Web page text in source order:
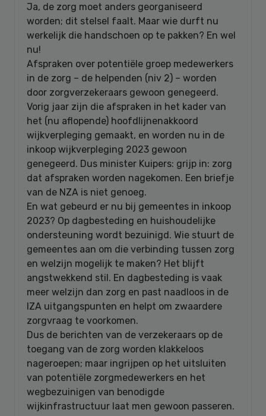
Ja, de zorg moet anders georganiseerd
worden; dit stelsel faalt. Maar wie durft nu
werkelijk die handschoen op te pakken? En wel
nu!
Afspraken over potentiële groep medewerkers
in de zorg – de helpenden (niv 2) – worden
door zorgverzekeraars gewoon genegeerd.
Vorig jaar zijn die afspraken in het kader van
het (nu aflopende) hoofdlijnenakkoord
wijkverpleging gemaakt, en worden nu in de
inkoop wijkverpleging 2023 gewoon
genegeerd. Dus minister Kuipers: grijp in: zorg
dat afspraken worden nagekomen. Een briefje
van de NZA is niet genoeg.
En wat gebeurd er nu bij gemeentes in inkoop
2023? Op dagbesteding en huishoudelijke
ondersteuning wordt bezuinigd. Wie stuurt de
gemeentes aan om die verbinding tussen zorg
en welzijn mogelijk te maken? Het blijft
angstwekkend stil. En dagbesteding is vaak
meer welzijn dan zorg en past naadloos in de
IZA uitgangspunten en helpt om zwaardere
zorgvraag te voorkomen.
Dus de berichten van de verzekeraars op de
toegang van de zorg worden klakkeloos
nageroepen; maar ingrijpen op het uitsluiten
van potentiële zorgmedewerkers en het
wegbezuinigen van benodigde
wijkinfrastructuur laat men gewoon passeren.